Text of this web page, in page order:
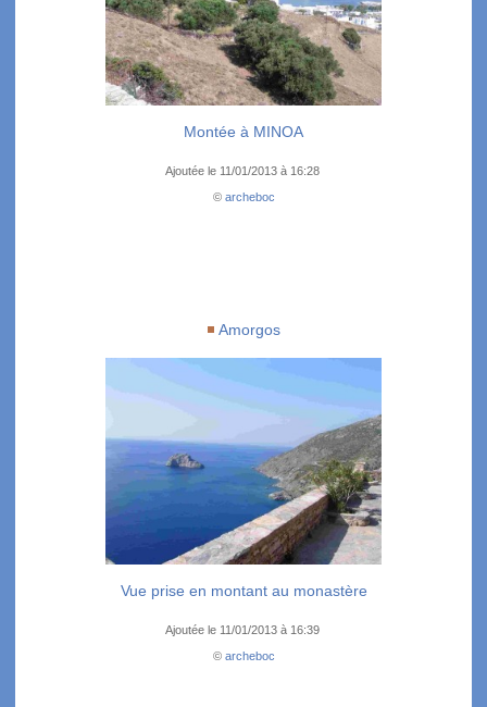
Montée à MINOA
Ajoutée le 11/01/2013 à 16:28
© archeboc
Amorgos
Vue prise en montant au monastère
Ajoutée le 11/01/2013 à 16:39
© archeboc